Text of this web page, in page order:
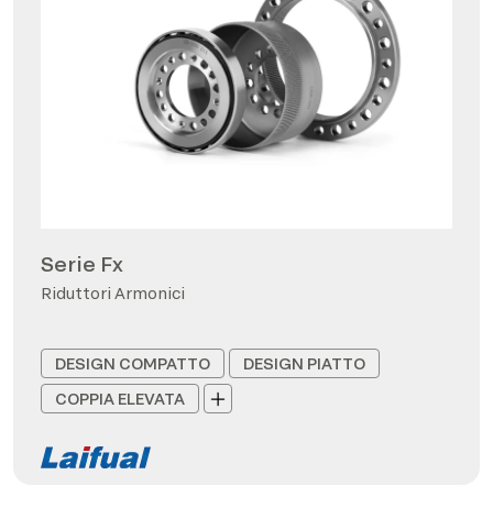
Serie Fx
Riduttori Armonici
DESIGN COMPATTO
DESIGN PIATTO
COPPIA ELEVATA